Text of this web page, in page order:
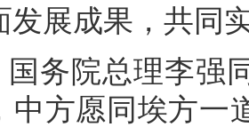
发展成果，共同
国务院总理李强
中方愿同埃方一